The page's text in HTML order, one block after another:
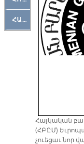
ՀԱՐԹԱԿ
Հայ­կա­կան
(ՀԲԸՄ)
չուե­ցաւ նոր